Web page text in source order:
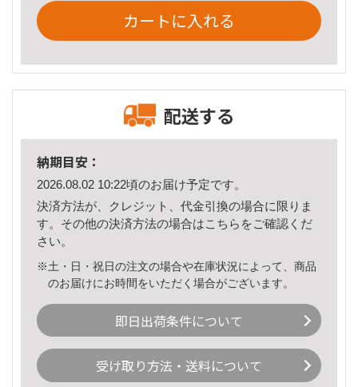
カートに入れる
配送する
納期目安：
2026.08.02 10:22頃のお届け予定です。
決済方法が、クレジット、代金引換の場合に限りま
す。その他の決済方法の場合はこちら をご確認くだ
さい。
※土・日・祝日の注文の場合や在庫状況によって、商品
のお届けにお時間をいただく場合がございます。
即日出荷条件について
受け取り方法・送料について